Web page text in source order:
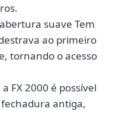
suave Tem
ao primeiro
tornando o acesso
FX 2000 é possível
antiga,